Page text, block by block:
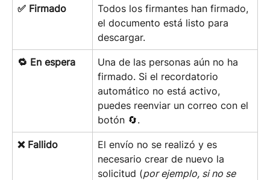
✅ Firmado
Todos los firmantes han firmado,
el documento está listo para
descargar.
🔁 En espera
Una de las personas aún no ha
firmado. Si el recordatorio
automático no está activo,
puedes reenviar un correo con el
botón 🔄.
❌ Fallido
El envío no se realizó y es
necesario crear de nuevo la
solicitud (por ejemplo, si no se